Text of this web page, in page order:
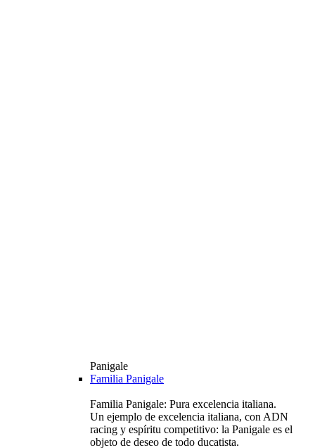
Panigale
Familia Panigale
Familia Panigale: Pura excelencia italiana.
Un ejemplo de excelencia italiana, con ADN
racing y espíritu competitivo: la Panigale es el
objeto de deseo de todo ducatista.